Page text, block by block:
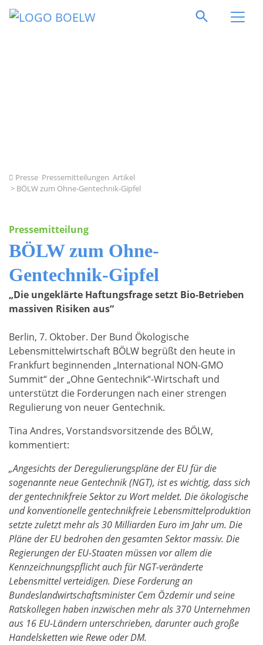
Presse Pressemitteilungen Artikel
> BÖLW zum Ohne-Gentechnik-Gipfel
Pressemitteilung
BÖLW zum Ohne-
Gentechnik-Gipfel
„Die ungeklärte Haftungsfrage setzt Bio-Betrieben
massiven Risiken aus“
Berlin, 7. Oktober. Der Bund Ökologische
Lebensmittelwirtschaft BÖLW begrüßt den heute in
Frankfurt beginnenden „International NON-GMO
Summit“ der „Ohne Gentechnik“-Wirtschaft und
unterstützt die Forderungen nach einer strengen
Regulierung von neuer Gentechnik.
Tina Andres, Vorstandsvorsitzende des BÖLW,
kommentiert:
„Angesichts der Deregulierungspläne der EU für die
sogenannte neue Gentechnik (NGT), ist es wichtig, dass sich
der gentechnikfreie Sektor zu Wort meldet. Die ökologische
und konventionelle gentechnikfreie Lebensmittelproduktion
setzte zuletzt mehr als 30 Milliarden Euro im Jahr um. Die
Pläne der EU bedrohen den gesamten Sektor massiv. Die
Regierungen der EU-Staaten müssen vor allem die
Kennzeichnungspflicht auch für NGT-veränderte
Lebensmittel verteidigen. Diese Forderung an
Bundeslandwirtschaftsminister Cem Özdemir und seine
Ratskollegen haben inzwischen mehr als 370 Unternehmen
aus 16 EU-Ländern unterschrieben, darunter auch große
Handelsketten wie Rewe oder DM.